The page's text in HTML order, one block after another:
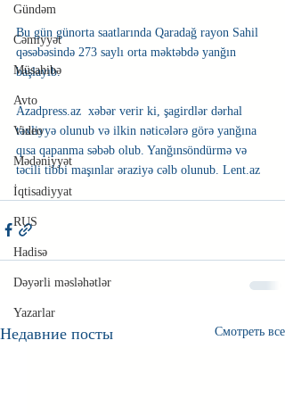
Gündəm
Cəmiyyət
Müsahibə
Avto
Video
Mədəniyyət
İqtisadiyyat
RUS
Hadisə
Dəyərli məsləhətlər
Yazarlar
Bu gün günorta saatlarında Qaradağ rayon Sahil
qəsəbəsində 273 saylı orta məktəbdə yanğın
başlayıb.
Azadpress.az  xəbər verir ki, şagirdlər dərhal
təxliyyə olunub və ilkin nəticələrə görə yanğına
qısa qapanma səbəb olub. Yanğınsöndürmə və
təcili tibbi maşınlar əraziyə cəlb olunub. Lent.az
Недавние посты Смотреть все